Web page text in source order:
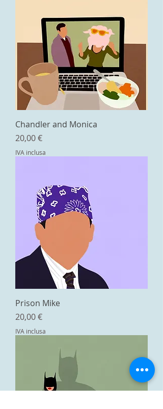
Chandler and Monica
Prezzo
20,00 €
IVA inclusa
Prison Mike
Prezzo
20,00 €
IVA inclusa